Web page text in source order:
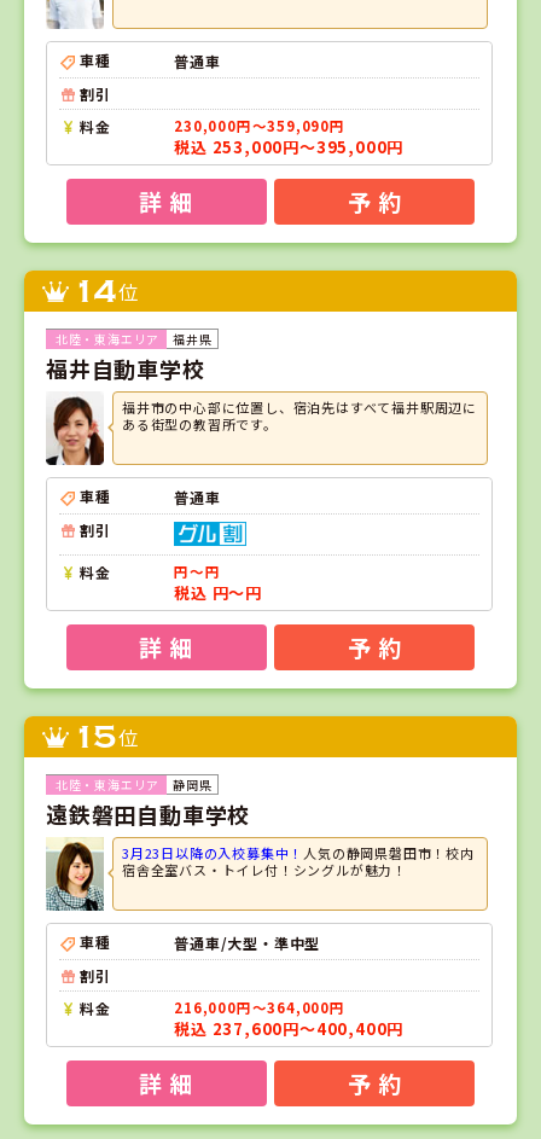
車種
普通車
割引
料金
230,000円～359,090円
税込 253,000円～395,000円
詳 細 予 約
14位
福井県
福井自動車学校
福井市の中心部に位置し、宿泊先はすべて福井駅周辺に
ある街型の教習所です。
車種
普通車
割引
料金 円～円
税込 円～円
詳 細 予 約
15位
静岡県
遠鉄磐田自動車学校
3月23日以降の入校募集中！ 人気の静岡県磐田市！校内
宿舎全室バス・トイレ付！シングルが魅力！
車種
普通車/大型・準中型
割引
料金
216,000円～364,000円
税込 237,600円～400,400円
詳 細 予 約